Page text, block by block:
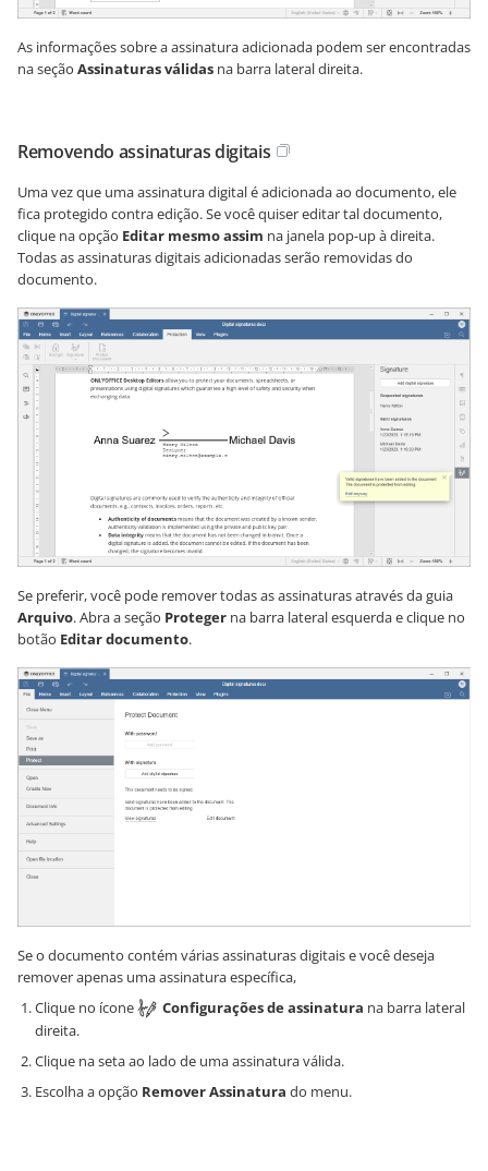
As informações sobre a assinatura adicionada podem ser encontradas
na seção Assinaturas válidas na barra lateral direita.
Removendo assinaturas digitais
Uma vez que uma assinatura digital é adicionada ao documento, ele
fica protegido contra edição. Se você quiser editar tal documento,
clique na opção Editar mesmo assim na janela pop-up à direita.
Todas as assinaturas digitais adicionadas serão removidas do
documento.
Se preferir, você pode remover todas as assinaturas através da guia
Arquivo. Abra a seção Proteger na barra lateral esquerda e clique no
botão Editar documento.
Se o documento contém várias assinaturas digitais e você deseja
remover apenas uma assinatura específica,
Clique no ícone
Configurações de assinatura na barra lateral
direita.
Clique na seta ao lado de uma assinatura válida.
Escolha a opção Remover Assinatura do menu.